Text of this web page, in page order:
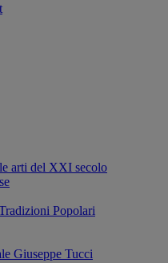
arti del XXI secolo
Popolari
Giuseppe Tucci